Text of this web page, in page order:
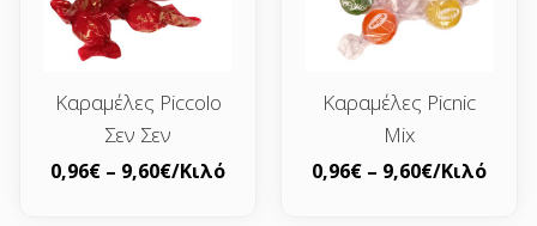
Καραμέλες Piccolo
Σεν Σεν
0,96€ – 9,60€/Κιλό
Καραμέλες Picnic
Mix
0,96€ – 9,60€/Κιλό